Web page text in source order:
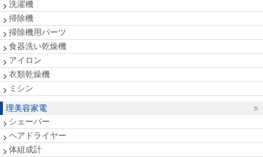
洗濯機
掃除機
掃除機用パーツ
食器洗い乾燥機
アイロン
衣類乾燥機
ミシン
理美容家電
シェーバー
ヘアドライヤー
体組成計